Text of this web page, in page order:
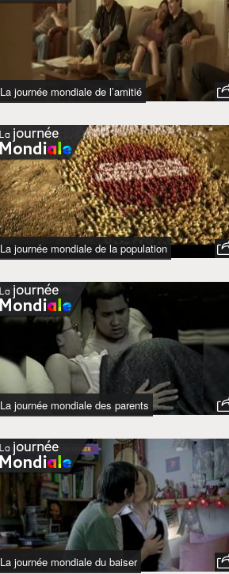
La journée mondiale de l’amitié
La journée mondiale de la population
La journée mondiale des parents
La journée mondiale du baiser